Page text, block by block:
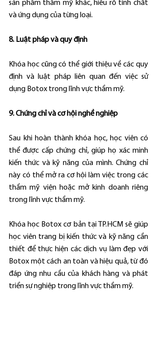
sản phẩm thẩm mỹ khác, hiểu rõ tính chất
và ứng dụng của từng loại.
8. Luật pháp và quy định
Khóa học cũng có thể giới thiệu về các quy
định và luật pháp liên quan đến việc sử
dụng Botox trong lĩnh vực thẩm mỹ.
9. Chứng chỉ và cơ hội nghề nghiệp
Sau khi hoàn thành khóa học, học viên có
thể được cấp chứng chỉ, giúp họ xác minh
kiến thức và kỹ năng của mình. Chứng chỉ
này có thể mở ra cơ hội làm việc trong các
thẩm mỹ viện hoặc mở kinh doanh riêng
trong lĩnh vực thẩm mỹ.
Khóa học Botox cơ bản tại TP.HCM sẽ giúp
học viên trang bị kiến thức và kỹ năng cần
thiết để thực hiện các dịch vụ làm đẹp với
Botox một cách an toàn và hiệu quả, từ đó
đáp ứng nhu cầu của khách hàng và phát
triển sự nghiệp trong lĩnh vực thẩm mỹ.